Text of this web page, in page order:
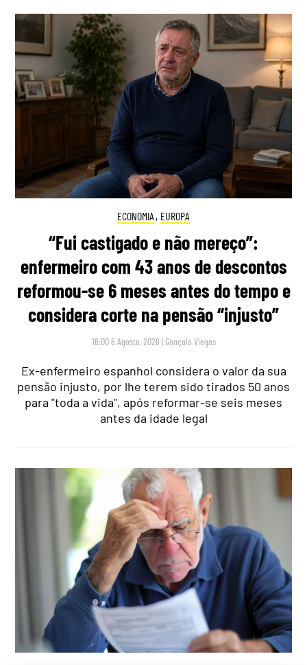
ECONOMIA , EUROPA
“Fui castigado e não mereço”:
enfermeiro com 43 anos de descontos
reformou-se 6 meses antes do tempo e
considera corte na pensão “injusto”
16:00 6 Agosto, 2026 | Gonçalo Viegas
Ex-enfermeiro espanhol considera o valor da sua
pensão injusto, por lhe terem sido tirados 50 anos
para "toda a vida", após reformar-se seis meses
antes da idade legal